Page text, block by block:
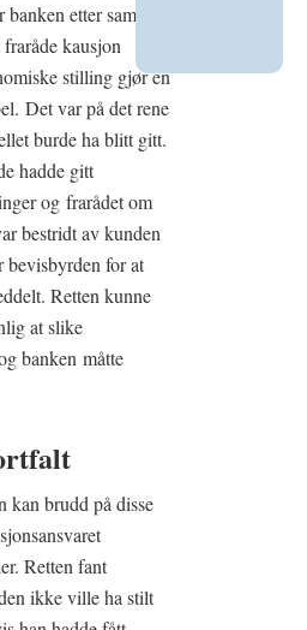
etter samme
kausjon
stilling gjør en
Det var på det rene
burde ha blitt gitt.
hadde gitt
og frarådet om
bestridt av kunden
bevisbyrden for at
Retten kunne
at slike
banken måtte
kan brudd på disse
Retten fant
ikke ville ha stilt